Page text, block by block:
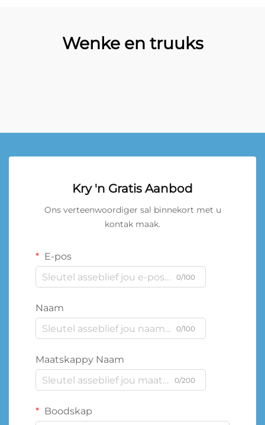
Wenke en truuks
Kry 'n Gratis Aanbod
Ons verteenwoordiger sal binnekort met u
kontak maak.
E-pos
0/100
Naam
0/100
Maatskappy Naam
0/200
Boodskap